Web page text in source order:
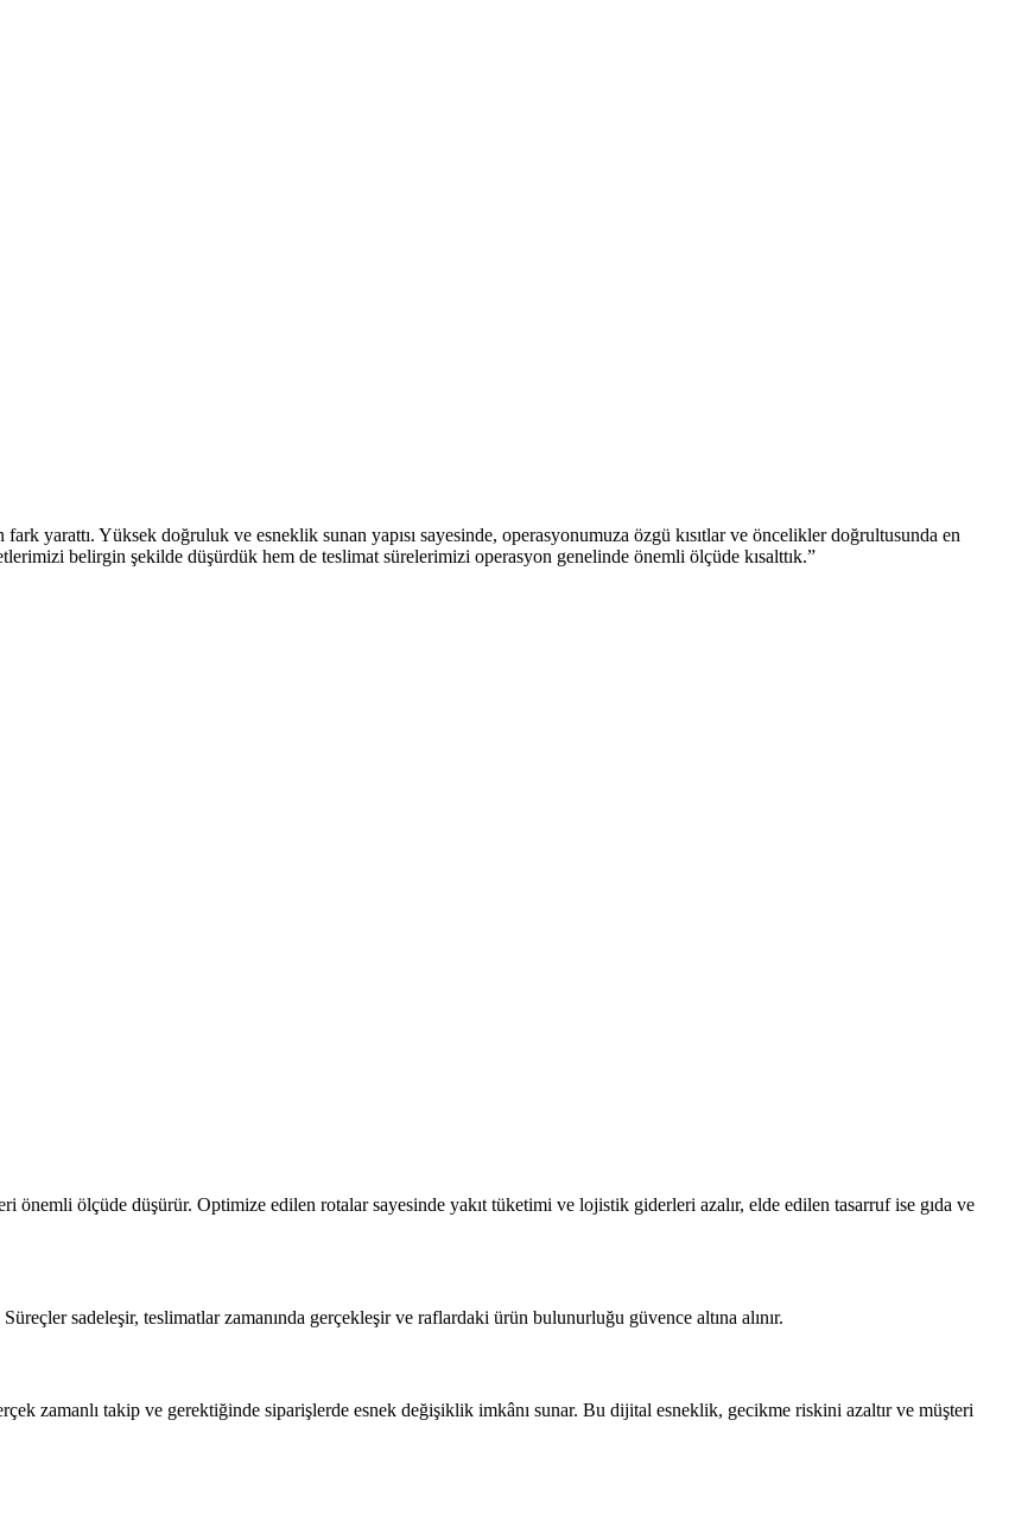
yarattı. Yüksek doğruluk ve esneklik sunan yapısı sayesinde, operasyonumuza özgü kısıtlar ve öncelikler doğrultusunda en
belirgin şekilde düşürdük hem de teslimat sürelerimizi operasyon genelinde önemli ölçüde kısalttık.”
önemli ölçüde düşürür. Optimize edilen rotalar sayesinde yakıt tüketimi ve lojistik giderleri azalır, elde edilen tasarruf ise gıda ve
sadeleşir, teslimatlar zamanında gerçekleşir ve raflardaki ürün bulunurluğu güvence altına alınır.
zamanlı takip ve gerektiğinde siparişlerde esnek değişiklik imkânı sunar. Bu dijital esneklik, gecikme riskini azaltır ve müşteri